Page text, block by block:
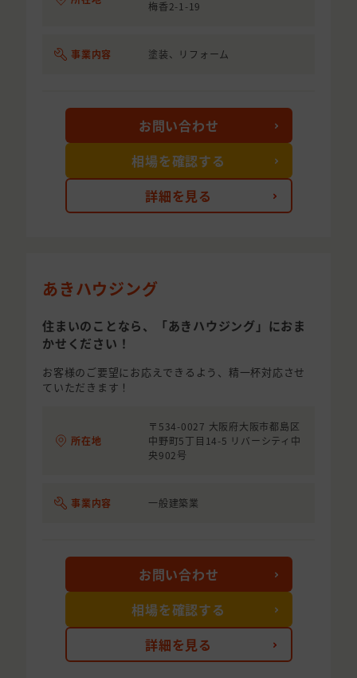
梅香2-1-19
事業内容 塗装、リフォーム
詳細を見る
お問い合わせ
相場を確認する
あきハウジング
住まいのことなら、「あきハウジング」におま
かせください！
お客様のご要望にお応えできるよう、精一杯対応させ
ていただきます！
所在地
〒534-0027 大阪府大阪市都島区
中野町5丁目14-5 リバーシティ中
央902号
事業内容 一般建築業
詳細を見る
お問い合わせ
相場を確認する